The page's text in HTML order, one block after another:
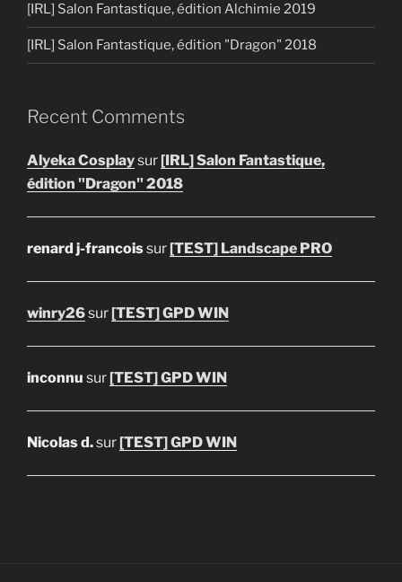
[IRL] Salon Fantastique, édition Alchimie 2019
[IRL] Salon Fantastique, édition "Dragon" 2018
Recent Comments
Alyeka Cosplaysur [IRL] Salon Fantastique,
édition "Dragon" 2018
renard j-francoissur [TEST] Landscape PRO
winry26sur [TEST] GPD WIN
inconnu sur [TEST] GPD WIN
Nicolas d.sur [TEST] GPD WIN